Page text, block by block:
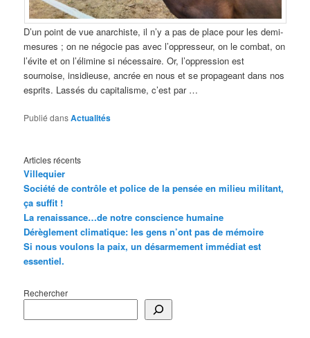
D’un point de vue anarchiste, il n’y a pas de place pour les demi-
mesures ; on ne négocie pas avec l’oppresseur, on le combat, on
l’évite et on l’élimine si nécessaire. Or, l’oppression est
sournoise, insidieuse, ancrée en nous et se propageant dans nos
esprits. Lassés du capitalisme, c’est par …
Publié dansActualités
Articles récents
Villequier
Société de contrôle et police de la pensée en milieu militant,
ça suffit !
La renaissance…de notre conscience humaine
Dérèglement climatique: les gens n’ont pas de mémoire
Si nous voulons la paix, un désarmement immédiat est
essentiel.
Rechercher